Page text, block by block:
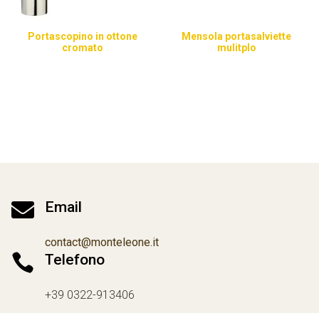
Portascopino in ottone
cromato
Mensola portasalviette
mulitplo
 Email
contact@monteleone.it
 Telefono
+39 0322-913406